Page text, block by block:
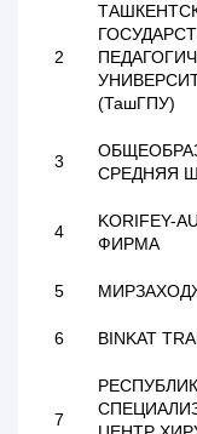
2
(ТашГПУ)
3
СРЕДНЯЯ
4
KORIFEY-
ФИРМА
5
6 BINKAT
7